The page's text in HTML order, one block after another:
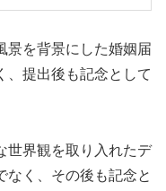
景を背景にした婚姻届
、提出後も記念として
世界観を取り入れたデ
なく、その後も記念と